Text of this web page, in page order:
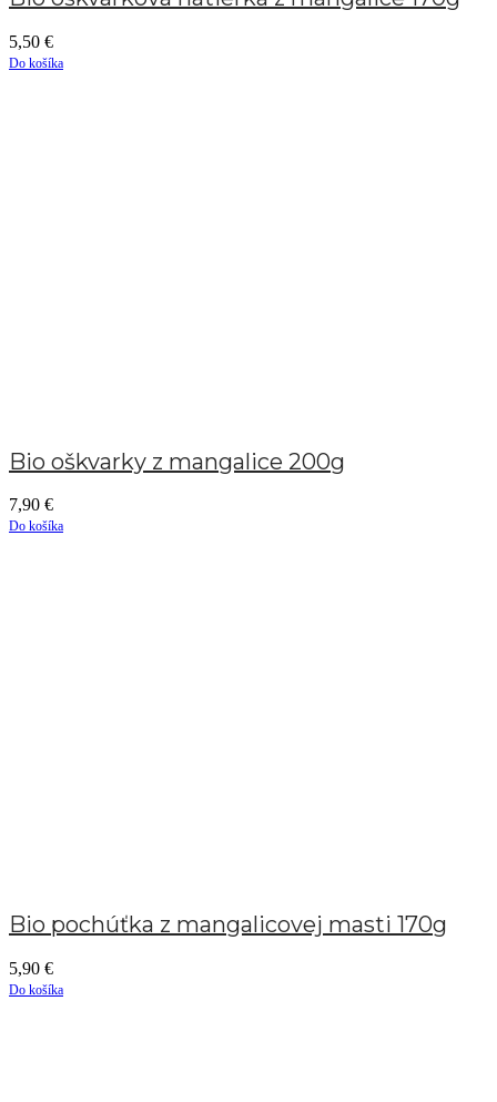
5,50 €
Do košíka
Bio oškvarky z mangalice 200g
7,90 €
Do košíka
Bio pochúťka z mangalicovej masti 170g
5,90 €
Do košíka